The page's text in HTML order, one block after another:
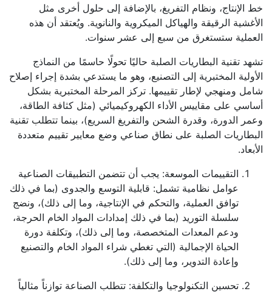
خط الإنتاج، ونظام التفريغ، بالإضافة إلى حلول أخرى مثل
الأغشية الرقيقة والهياكل الميكروية والنانوية. ويُعتقد أن هذه
العملية ستستغرق من سبع إلى عشر سنوات.
تشهد تقنية البطاريات الصلبة حاليًا تحولًا حاسمًا من النماذج
الأولية المختبرية إلى التصنيع، وهو ما يستدعي بشدة إجراء إصلاح
شامل ومنهجي لإطار تقييمها. تركز المرحلة المختبرية بشكل
أساسي على مقاييس الأداء الكهروكيميائي (مثل كثافة الطاقة،
وعمر الدورة، وقدرة الشحن والتفريغ السريع)، بينما تتطلب تقنية
البطاريات الصلبة على نطاق صناعي وضع معايير تقييم متعددة
الأبعاد.
التقييمات الموسعة: يجب أن تتضمن التطبيقات الصناعية
عوامل نظامية تشمل: قابلية التوسع والجدوى (بما في ذلك
توافق العملية، والتحكم في الإنتاجية، وما إلى ذلك)، ونضج
سلسلة التوريد (بما في ذلك إمدادات المواد الخام الحرجة،
ودعم المعدات المتخصصة، وما إلى ذلك)، وتكلفة دورة
الحياة الإجمالية (التي تغطي شراء المواد الخام والتصنيع
وإعادة التدوير، وما إلى ذلك).
تحسين التكنولوجيا والتكلفة: تتطلب الصناعة توازناً مثالياً